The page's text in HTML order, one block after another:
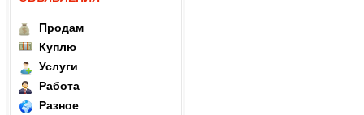
Продам
Куплю
Услуги
Работа
Разное